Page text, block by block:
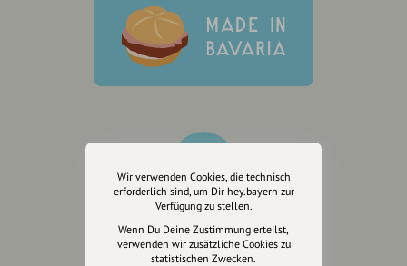
Wir sind auch auf
Wir verwenden Cookies, die technisch
erforderlich sind, um Dir hey.bayern zur
Verfügung zu stellen.
Wenn Du Deine Zustimmung erteilst,
verwenden wir zusätzliche Cookies zu
statistischen Zwecken.